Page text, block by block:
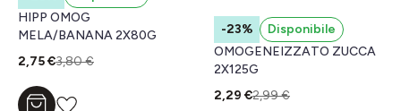
HIPP OMOG
MELA/BANANA 2X80G
2,75 €3,80 €
-23%
Disponibile
OMOGENEIZZATO ZUCCA
2X125G
2,29 €2,99 €